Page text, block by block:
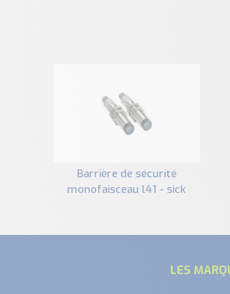
barrière de sécurité
monofaisceau l41 - sick
LES